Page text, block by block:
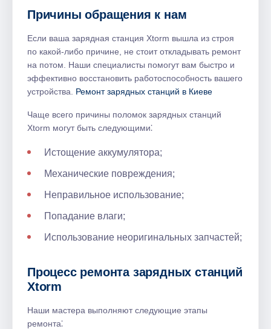
Причины обращения к нам
Если ваша зарядная станция Xtorm вышла из строя
по какой-либо причине, не стоит откладывать ремонт
на потом. Наши специалисты помогут вам быстро и
эффективно восстановить работоспособность вашего
устройства.​ Ремонт зарядных станций в Киеве
Чаще всего причины поломок зарядных станций
Xtorm могут быть следующими⁚
Истощение аккумулятора;
Механические повреждения;
Неправильное использование;
Попадание влаги;
Использование неоригинальных запчастей;
Процесс ремонта зарядных станций
Xtorm
Наши мастера выполняют следующие этапы
ремонта⁚